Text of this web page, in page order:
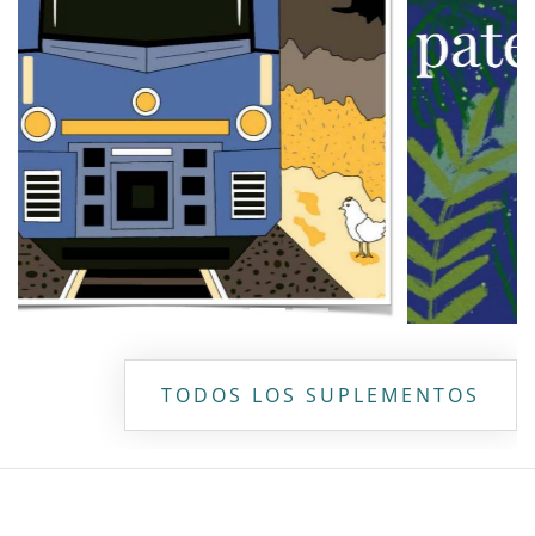
TODOS LOS SUPLEMENTOS